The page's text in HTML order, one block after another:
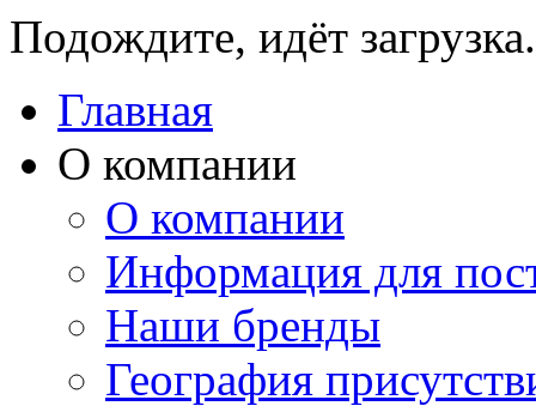
Подождите, идёт
Главная
О компании
О компании
Информация для
Наши бренды
География